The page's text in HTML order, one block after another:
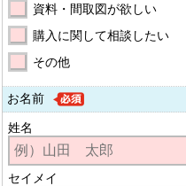
資料・間取図が欲しい
購入に関して相談したい
その他
お名前
姓名
セイメイ